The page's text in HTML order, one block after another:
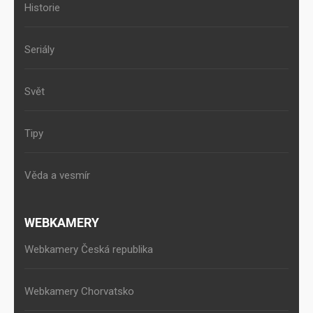
Historie
Seriály
Svět
Tipy
Věda a vesmír
WEBKAMERY
Webkamery Česká republika
Webkamery Chorvatsko